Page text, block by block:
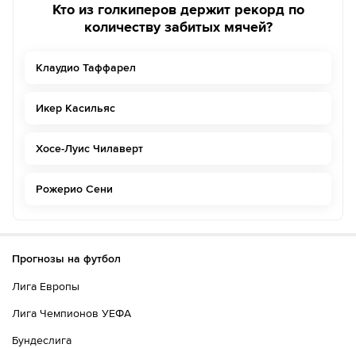
Кто из голкиперов держит рекорд по
количеству забитых мячей?
Клаудио Таффарел
Икер Касильяс
Хосе-Луис Чилаверт
Рожерио Сени
Прогнозы на футбол
Лига Европы
Лига Чемпионов УЕФА
Бундеслига